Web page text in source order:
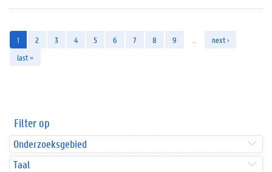
1 2 3 4 5 6 7 8 9
next ›
last »
Filter op
Onderzoeksgebied
Taal